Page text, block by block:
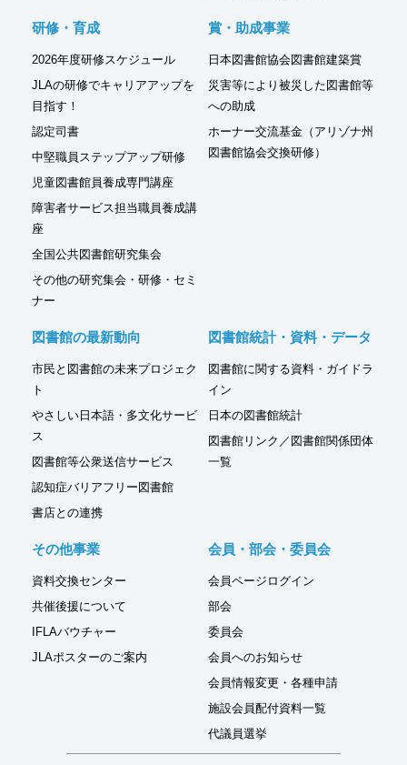
研修・育成
2026年度研修スケジュール
JLAの研修でキャリアアップを
目指す！
認定司書
中堅職員ステップアップ研修
児童図書館員養成専門講座
障害者サービス担当職員養成講
座
全国公共図書館研究集会
その他の研究集会・研修・セミ
ナー
賞・助成事業
日本図書館協会図書館建築賞
災害等により被災した図書館等
への助成
ホーナー交流基金（アリゾナ州
図書館協会交換研修）
図書館の最新動向
市民と図書館の未来プロジェク
ト
やさしい日本語・多文化サービ
ス
図書館等公衆送信サービス
認知症バリアフリー図書館
書店との連携
図書館統計・資料・データ
図書館に関する資料・ガイドラ
イン
日本の図書館統計
図書館リンク／図書館関係団体
一覧
その他事業
資料交換センター
共催後援について
IFLAバウチャー
JLAポスターのご案内
会員・部会・委員会
会員ページログイン
部会
委員会
会員へのお知らせ
会員情報変更・各種申請
施設会員配付資料一覧
代議員選挙